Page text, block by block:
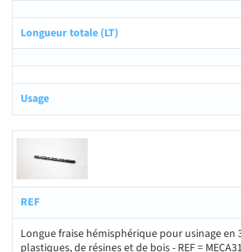
Longue fraise hémisphérique pour usinage en
plastiques, de résines et de bois - REF =